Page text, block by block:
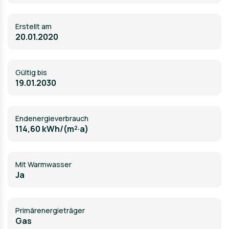
Abgerundet wird das Angebot durch einen Kellerraum
(ca. 6 m²), einen Tiefgaragenstellplatz (separat zu
bietet.
Erstellt am
20.01.2020
Gültig bis
19.01.2030
Endenergieverbrauch
114,60 kWh/(m²·a)
Mit Warmwasser
Ja
Primärenergieträger
Gas